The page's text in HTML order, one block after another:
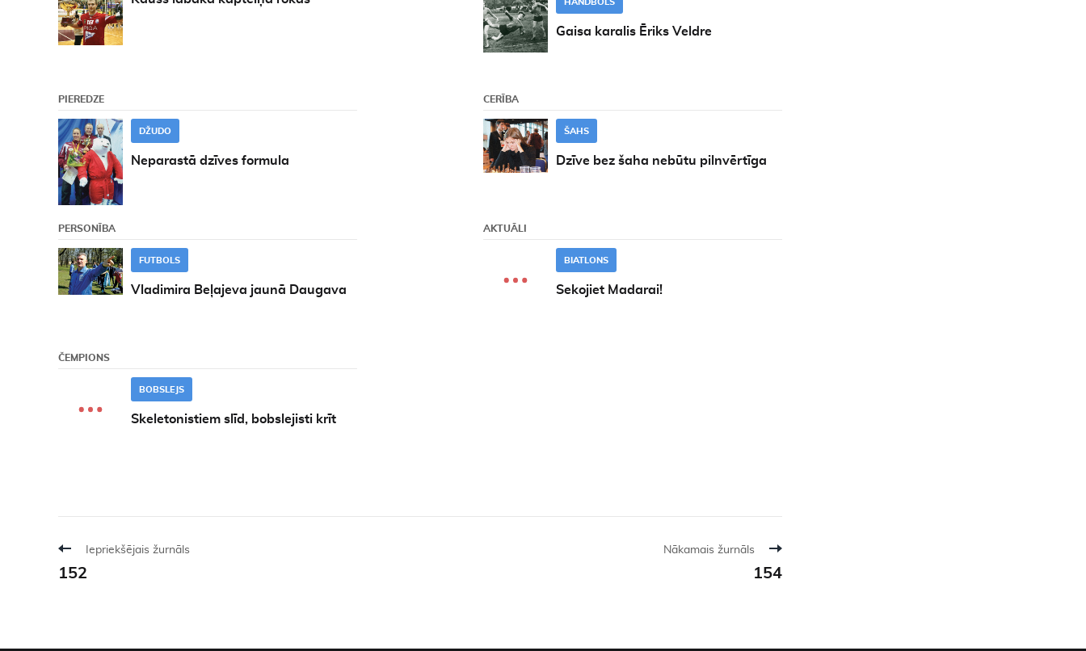
HANDBOLS
Gaisa karalis Ēriks Veldre
PIEREDZE
DŽUDO
Neparastā dzīves formula
CERĪBA
ŠAHS
Dzīve bez šaha nebūtu pilnvērtīga
PERSONĪBA
FUTBOLS
Vladimira Beļajeva jaunā Daugava
AKTUĀLI
BIATLONS
Sekojiet Madarai!
ČEMPIONS
BOBSLEJS
Skeletonistiem slīd, bobslejisti krīt
Iepriekšējais žurnāls
152
Nākamais žurnāls
154